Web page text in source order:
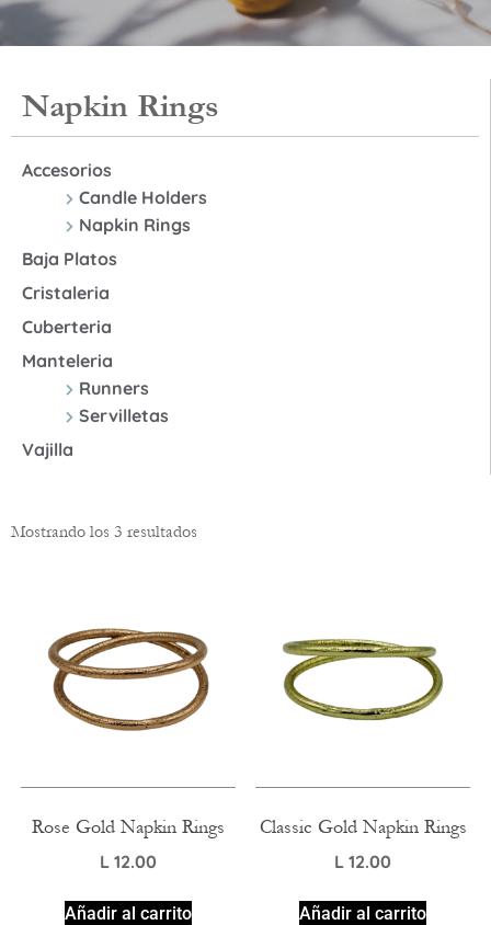
Napkin Rings
Accesorios
Candle Holders
Napkin Rings
Baja Platos
Cristaleria
Cuberteria
Manteleria
Runners
Servilletas
Vajilla
Mostrando los 3 resultados
Rose Gold Napkin Rings
L 12.00
Añadir al carrito
Classic Gold Napkin Rings
L 12.00
Añadir al carrito